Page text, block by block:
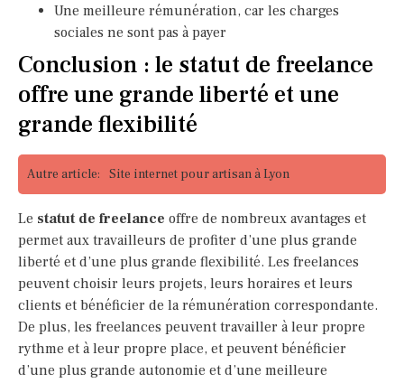
Une meilleure rémunération, car les charges
sociales ne sont pas à payer
Conclusion : le statut de freelance
offre une grande liberté et une
grande flexibilité
Autre article: Site internet pour artisan à Lyon
Le statut de freelance offre de nombreux avantages et
permet aux travailleurs de profiter d’une plus grande
liberté et d’une plus grande flexibilité. Les freelances
peuvent choisir leurs projets, leurs horaires et leurs
clients et bénéficier de la rémunération correspondante.
De plus, les freelances peuvent travailler à leur propre
rythme et à leur propre place, et peuvent bénéficier
d’une plus grande autonomie et d’une meilleure